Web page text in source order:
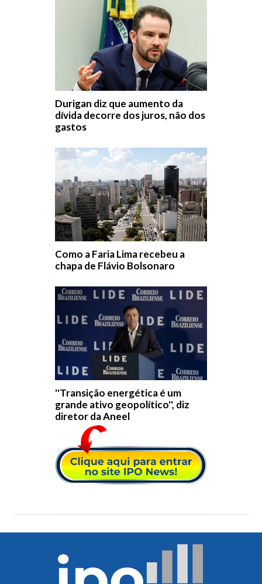
Durigan diz que aumento da
dívida decorre dos juros, não dos
gastos
Como a Faria Lima recebeu a
chapa de Flávio Bolsonaro
''Transição energética é um
grande ativo geopolítico'', diz
diretor da Aneel